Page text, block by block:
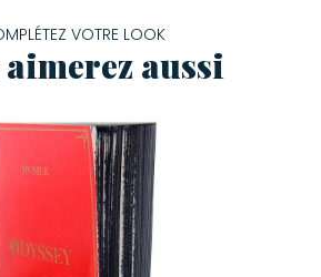
VOTRE LOOK
aussi